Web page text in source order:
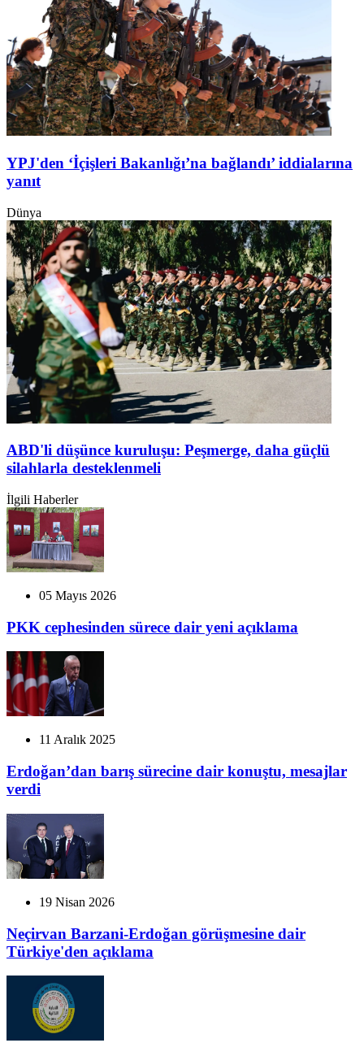
YPJ'den ‘İçişleri Bakanlığı’na bağlandı’ iddialarına
yanıt
Dünya
ABD'li düşünce kuruluşu: Peşmerge, daha güçlü
silahlarla desteklenmeli
İlgili Haberler
05 Mayıs 2026
PKK cephesinden sürece dair yeni açıklama
11 Aralık 2025
Erdoğan’dan barış sürecine dair konuştu, mesajlar
verdi
19 Nisan 2026
Neçirvan Barzani-Erdoğan görüşmesine dair
Türkiye'den açıklama